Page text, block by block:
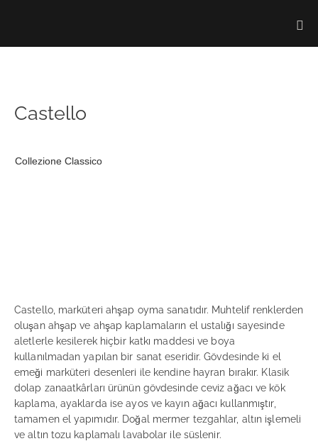
Castello
Collezione Classico
Castello, marküteri ahşap oyma sanatıdır. Muhtelif renklerden
oluşan ahşap ve ahşap kaplamaların el ustalığı sayesinde
aletlerle kesilerek hiçbir katkı maddesi ve boya
kullanılmadan yapılan bir sanat eseridir. Gövdesinde ki el
emeği marküteri desenleri ile kendine hayran bırakır. Klasik
dolap zanaatkârları ürünün gövdesinde ceviz ağacı ve kök
kaplama, ayaklarda ise ayos ve kayın ağacı kullanmıştır,
tamamen el yapımıdır. Doğal mermer tezgahlar, altın işlemeli
ve altın tozu kaplamalı lavabolar ile süslenir.